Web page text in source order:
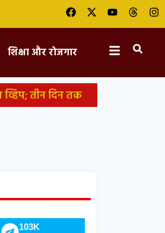
शिक्षा और रोजगार
व्हिप; तीन दिन तक
विद्रोहियों का
103K